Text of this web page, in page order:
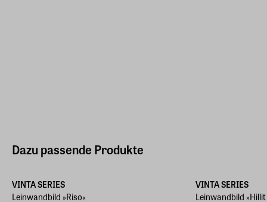
Dazu passende Produkte
Verschiedene Größen
VINTA SERIES
Leinwandbild »Riso«
VINTA SERIES
Leinwandbild »Hillit